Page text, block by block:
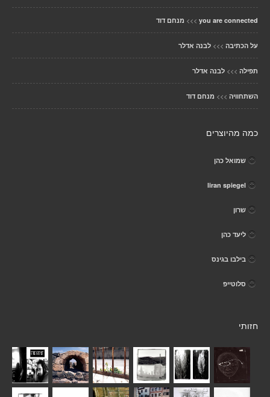
you are connected
>>> מנחם דוד
על הכתיבה >>> לבנה אדלר
תפילה >>> לבנה אדלר
השתחוויה >>> מנחם דוד
כמה מהיוצרים
שמואל כהן
liran spiegel
שרון
ליעד כהן
בילבו בגינס
סלוטייפ
חזותי